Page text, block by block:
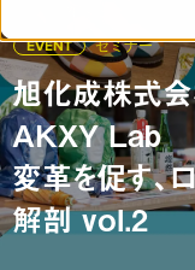
EVENT セミナー
旭化成株式会
AKXY Lab
変革を促す、
解剖 vol.2